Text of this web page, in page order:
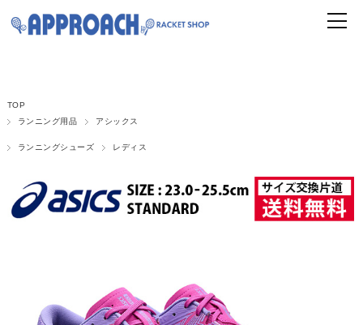
TOP
ランニング用品
アシックス
ランニングシューズ レディス